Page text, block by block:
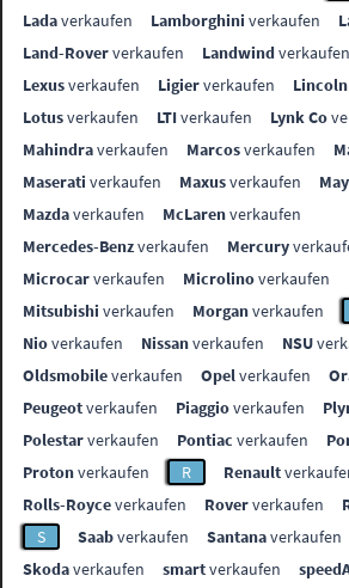
Ladaverkaufen Lamborghini verkaufen
Land-Roververkaufen Landwindverkaufen
Lexusverkaufen Ligierverkaufen Lincoln
Lotusverkaufen LTIverkaufen Lynk Co
Mahindraverkaufen Marcosverkaufen
Maserati verkaufen Maxusverkaufen
Mazdaverkaufen McLarenverkaufen
Mercedes-Benzverkaufen Mercury
Microcarverkaufen Microlinoverkaufen
Mitsubishi verkaufen Morganverkaufen
Nioverkaufen Nissanverkaufen NSU
Oldsmobileverkaufen Opelverkaufen
Peugeotverkaufen Piaggioverkaufen
Polestarverkaufen Pontiac verkaufen
Protonverkaufen R Renault
Rolls-Royceverkaufen Roververkaufen
S
Saabverkaufen Santanaverkaufen
Skodaverkaufen smartverkaufen